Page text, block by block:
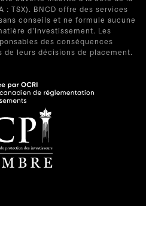
: TSX). BNCD offre des services
conseils et ne formule aucune
d'investissement. Les
des conséquences
de leurs décisions de placement.
onglet